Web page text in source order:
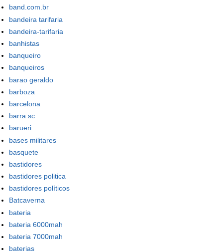
band.com.br
bandeira tarifaria
bandeira-tarifaria
banhistas
banqueiro
banqueiros
barao geraldo
barboza
barcelona
barra sc
barueri
bases militares
basquete
bastidores
bastidores politica
bastidores políticos
Batcaverna
bateria
bateria 6000mah
bateria 7000mah
baterias